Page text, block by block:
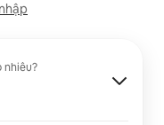
nhiêu?